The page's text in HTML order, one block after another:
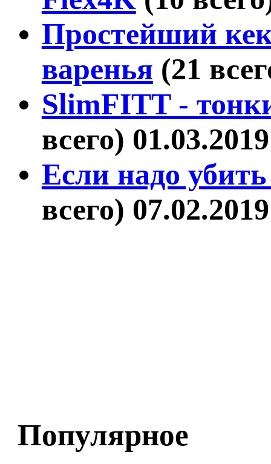
Простейший
варенья (21
SlimFITT -
всего) 01.03.2019
Если надо
всего) 07.02.2019
Популярное